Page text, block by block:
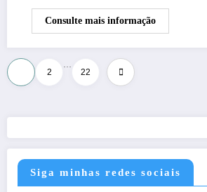
Consulte mais informação
Paginação
posts
2
…
22
Siga minhas redes sociais